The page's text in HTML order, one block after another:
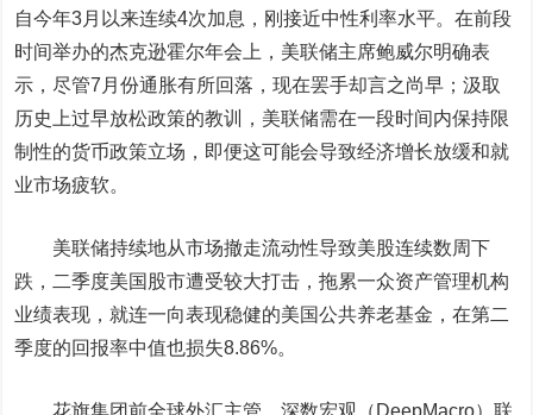
自今年3月以来连续4次加息，刚接近中性利率水平。在前段
时间举办的杰克逊霍尔年会上，美联储主席鲍威尔明确表
示，尽管7月份通胀有所回落，现在罢手却言之尚早；汲取
历史上过早放松政策的教训，美联储需在一段时间内保持限
制性的货币政策立场， 即便这可能会导致经济增长放缓和就
业市场疲软。
美联储持续地从市场撤走流动性导致美股连续数周下
跌，二季度美国股市遭受较大打击，拖累一众资产管理机构
业绩表现，就连一向表现稳健的美国公共养老基金，在第二
季度的回报率中值也损失8.86%。
花旗集团前全球外汇主管、深数宏观 （DeepMacro）联